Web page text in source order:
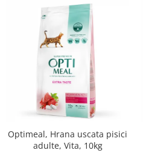
Optimeal, Hrana uscata pisici
adulte, Vita, 10kg